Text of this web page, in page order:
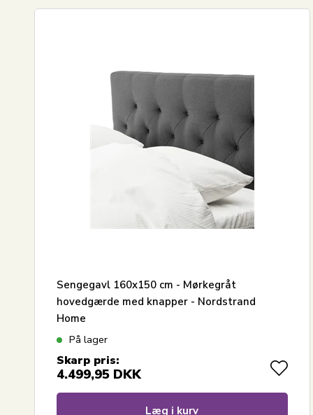
Sengegavl 160x150 cm - Mørkegråt
hovedgærde med knapper - Nordstrand
Home
På lager
Skarp pris:
4.499,95 DKK
Læg i kurv